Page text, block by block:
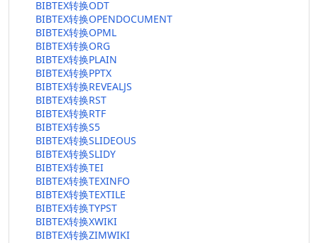
BIBTEX转换ODT
BIBTEX转换OPENDOCUMENT
BIBTEX转换OPML
BIBTEX转换ORG
BIBTEX转换PLAIN
BIBTEX转换PPTX
BIBTEX转换REVEALJS
BIBTEX转换RST
BIBTEX转换RTF
BIBTEX转换S5
BIBTEX转换SLIDEOUS
BIBTEX转换SLIDY
BIBTEX转换TEI
BIBTEX转换TEXINFO
BIBTEX转换TEXTILE
BIBTEX转换TYPST
BIBTEX转换XWIKI
BIBTEX转换ZIMWIKI